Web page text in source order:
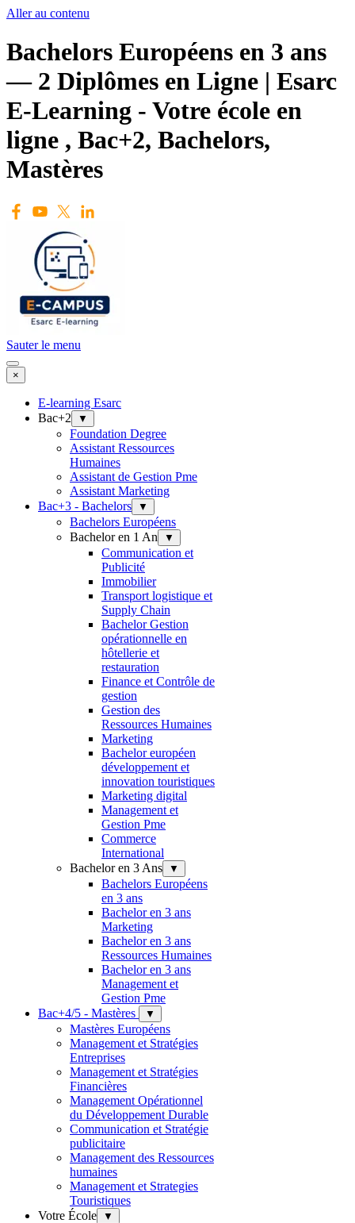
Aller au contenu
Bachelors Européens en 3 ans
— 2 Diplômes en Ligne | Esarc
E-Learning - Votre école en
ligne , Bac+2, Bachelors,
Mastères
Sauter le menu
×
E-learning Esarc
Bac+2
▼
Foundation Degree
Assistant Ressources
Humaines
Assistant de Gestion Pme
Assistant Marketing
Bac+3 - Bachelors
▼
Bachelors Européens
Bachelor en 1 An
▼
Communication et
Publicité
Immobilier
Transport logistique et
Supply Chain
Bachelor Gestion
opérationnelle en
hôtellerie et
restauration
Finance et Contrôle de
gestion
Gestion des
Ressources Humaines
Marketing
Bachelor européen
développement et
innovation touristiques
Marketing digital
Management et
Gestion Pme
Commerce
International
Bachelor en 3 Ans
▼
Bachelors Européens
en 3 ans
Bachelor en 3 ans
Marketing
Bachelor en 3 ans
Ressources Humaines
Bachelor en 3 ans
Management et
Gestion Pme
Bac+4/5 - Mastères
▼
Mastères Européens
Management et Stratégies
Entreprises
Management et Stratégies
Financières
Management Opérationnel
du Développement Durable
Communication et Stratégie
publicitaire
Management des Ressources
humaines
Management et Strategies
Touristiques
Votre École
▼